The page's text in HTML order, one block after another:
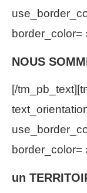
border_color=
NOUS
[/
border_color=
un